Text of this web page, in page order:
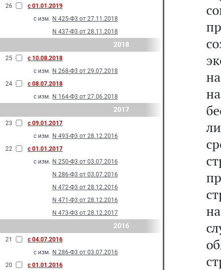
26
с 01.01.2019
с изм. N 425-Ф3 от 27.11.2018
N 437-Ф3 от 28.11.2018
2018
25
с 10.08.2018
с изм. N 268-Ф3 от 29.07.2018
24
с 08.07.2018
с изм. N 164-Ф3 от 27.06.2018
2017
23
с 09.01.2017
с изм. N 493-Ф3 от 28.12.2016
22
с 01.01.2017
с изм. N 250-Ф3 от 03.07.2016
N 286-Ф3 от 03.07.2016
N 472-Ф3 от 28.12.2016
N 471-Ф3 от 28.12.2016
N 473-Ф3 от 28.12.2017
2016
21
с 04.07.2016
с изм. N 286-Ф3 от 03.07.2016
20
с 01.01.2016